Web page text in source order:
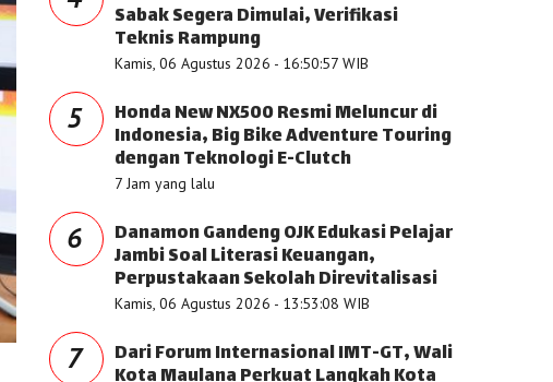
Sabak Segera Dimulai, Verifikasi
Teknis Rampung
Kamis, 06 Agustus 2026 - 16:50:57 WIB
5 Honda New NX500 Resmi Meluncur di
Indonesia, Big Bike Adventure Touring
dengan Teknologi E-Clutch
7 Jam yang lalu
6 Danamon Gandeng OJK Edukasi Pelajar
Jambi Soal Literasi Keuangan,
Perpustakaan Sekolah Direvitalisasi
Kamis, 06 Agustus 2026 - 13:53:08 WIB
7 Dari Forum Internasional IMT-GT, Wali